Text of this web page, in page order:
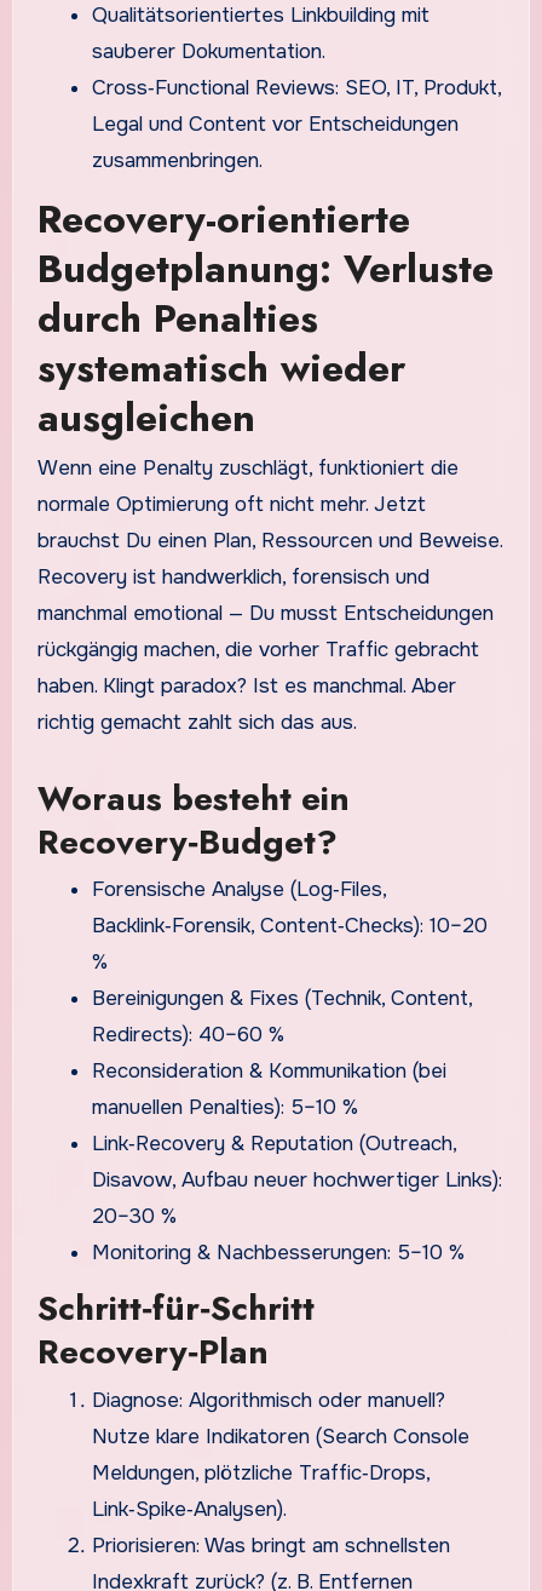
Qualitätsorientiertes Linkbuilding mit
sauberer Dokumentation.
Cross‑Functional Reviews: SEO, IT, Produkt,
Legal und Content vor Entscheidungen
zusammenbringen.
Recovery-orientierte
Budgetplanung: Verluste
durch Penalties
systematisch wieder
ausgleichen
Wenn eine Penalty zuschlägt, funktioniert die
normale Optimierung oft nicht mehr. Jetzt
brauchst Du einen Plan, Ressourcen und Beweise.
Recovery ist handwerklich, forensisch und
manchmal emotional — Du musst Entscheidungen
rückgängig machen, die vorher Traffic gebracht
haben. Klingt paradox? Ist es manchmal. Aber
richtig gemacht zahlt sich das aus.
Woraus besteht ein
Recovery‑Budget?
Forensische Analyse (Log‑Files,
Backlink‑Forensik, Content‑Checks): 10–20
%
Bereinigungen & Fixes (Technik, Content,
Redirects): 40–60 %
Reconsideration & Kommunikation (bei
manuellen Penalties): 5–10 %
Link‑Recovery & Reputation (Outreach,
Disavow, Aufbau neuer hochwertiger Links):
20–30 %
Monitoring & Nachbesserungen: 5–10 %
Schritt‑für‑Schritt
Recovery‑Plan
Diagnose: Algorithmisch oder manuell?
Nutze klare Indikatoren (Search Console
Meldungen, plötzliche Traffic‑Drops,
Link‑Spike‑Analysen).
Priorisieren: Was bringt am schnellsten
Indexkraft zurück? (z. B. Entfernen